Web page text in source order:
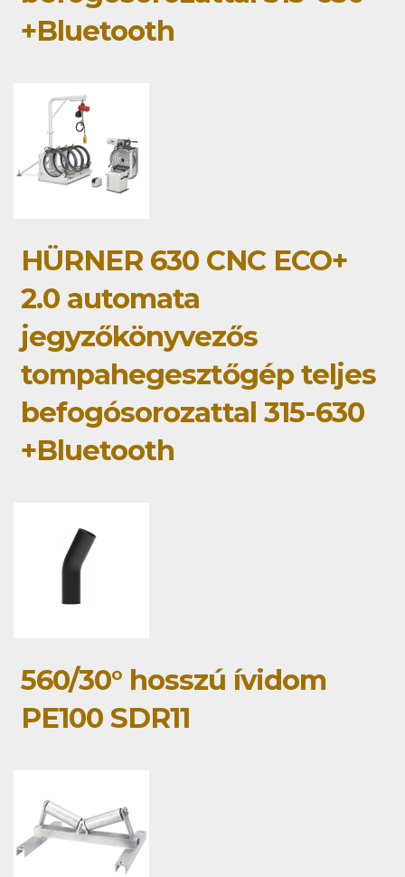
+Bluetooth
HÜRNER 630 CNC ECO+
2.0 automata
jegyzőkönyvezős
tompahegesztőgép teljes
befogósorozattal 315-630
+Bluetooth
560/30° hosszú ívidom
PE100 SDR11